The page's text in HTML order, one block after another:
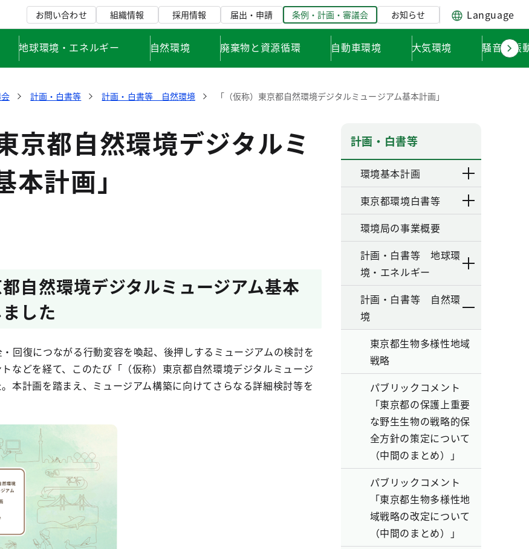
お問い合わせ 組織情報 採用情報 届出・申請 条例・計画・審議会 お知らせ Language
地球環境・エネルギー 自然環境 廃棄物と資源循環 自動車環境 大気環境 騒音・振
計画・白書等 計画・白書等 自然環境 「（仮称）東京都自然環境デジタルミュージアム基本計画」
京都自然環境デジタルミ
本計画」
都自然環境デジタルミュージアム基本
した
回復につながる行動変容を喚起、後押しするミュージアムの検討を
などを経て、このたび「（仮称）東京都自然環境デジタルミュージ
本計画を踏まえ、ミュージアム構築に向けてさらなる詳細検討等を
計画・白書等
環境基本計画
東京都環境白書等
環境局の事業概要
計画・白書等 地球環
境・エネルギー
計画・白書等 自然環
境
東京都生物多様性地域
戦略
パブリックコメント
「東京都の保護上重要
な野生生物の戦略的保
全方針の策定について
（中間のまとめ）」
パブリックコメント
「東京都生物多様性地
域戦略の改定について
（中間のまとめ）」